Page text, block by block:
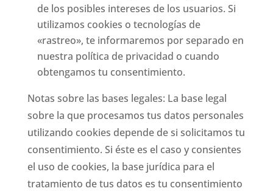
de los posibles intereses de los usuarios. Si
utilizamos cookies o tecnologías de
«rastreo», te informaremos por separado en
nuestra política de privacidad o cuando
obtengamos tu consentimiento.
Notas sobre las bases legales: La base legal
sobre la que procesamos tus datos personales
utilizando cookies depende de si solicitamos tu
consentimiento. Si éste es el caso y consientes
el uso de cookies, la base jurídica para el
tratamiento de tus datos es tu consentimiento